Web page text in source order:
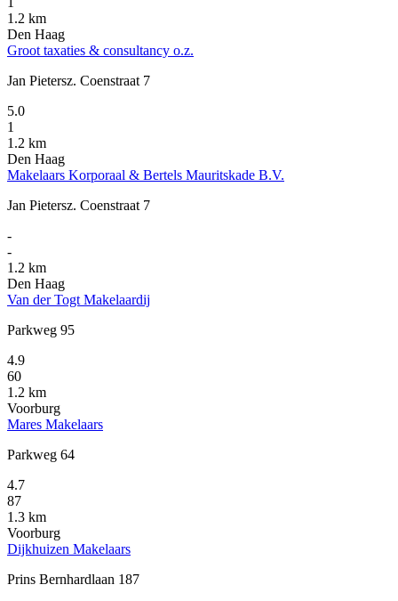
1.2 km
Den Haag
Groot taxaties & consultancy o.z.
Jan Pietersz. Coenstraat 7
5.0
1
1.2 km
Den Haag
Makelaars Korporaal & Bertels Mauritskade B.V.
Jan Pietersz. Coenstraat 7
-
-
1.2 km
Den Haag
Van der Togt Makelaardij
Parkweg 95
4.9
60
1.2 km
Voorburg
Mares Makelaars
Parkweg 64
4.7
87
1.3 km
Voorburg
Dijkhuizen Makelaars
Prins Bernhardlaan 187